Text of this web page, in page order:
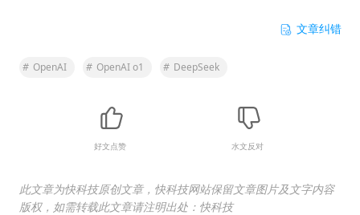
文章纠错
# OpenAI # OpenAI o1 # DeepSeek
好文点赞 水文反对
此文章为快科技原创文章，快科技网站保留文章图片及文字内容
版权，如需转载此文章请注明出处：快科技